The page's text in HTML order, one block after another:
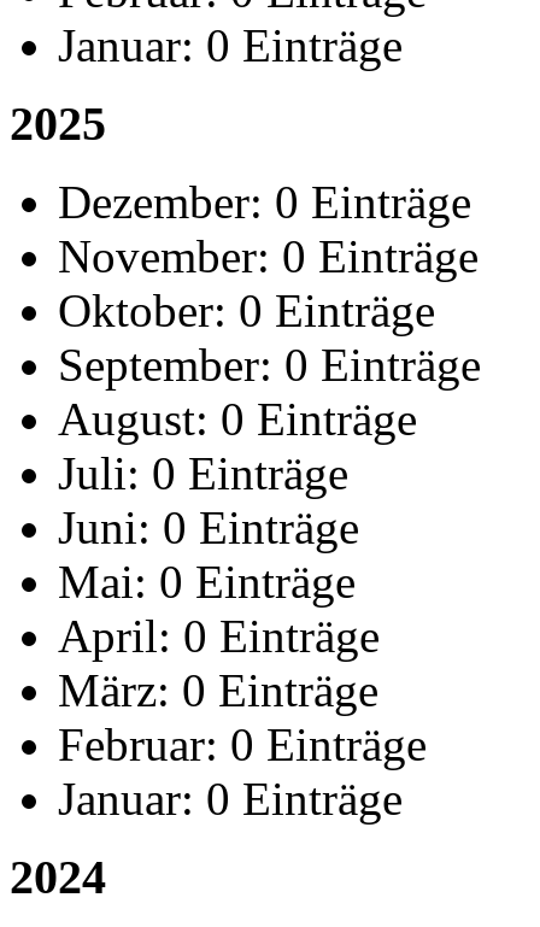
Januar: 0 Einträge
2025
Dezember: 0 Einträge
November: 0 Einträge
Oktober: 0 Einträge
September: 0 Einträge
August: 0 Einträge
Juli: 0 Einträge
Juni: 0 Einträge
Mai: 0 Einträge
April: 0 Einträge
März: 0 Einträge
Februar: 0 Einträge
Januar: 0 Einträge
2024